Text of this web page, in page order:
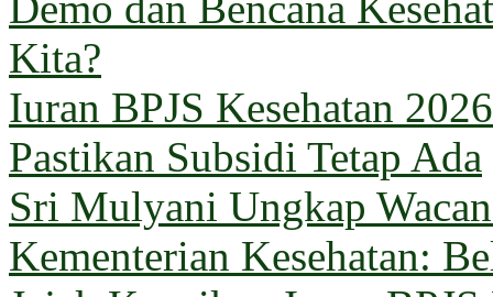
Kita?
Iuran BPJS Kesehatan
Pastikan Subsidi Tetap Ada
Sri Mulyani Ungkap
Kementerian Kesehatan: